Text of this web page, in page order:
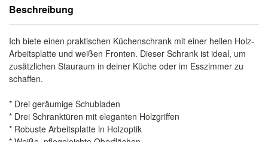
Beschreibung
Ich biete einen praktischen Küchenschrank mit einer hellen Holz-
Arbeitsplatte und weißen Fronten. Dieser Schrank ist ideal, um
zusätzlichen Stauraum in deiner Küche oder im Esszimmer zu
schaffen.
* Drei geräumige Schubladen
* Drei Schranktüren mit eleganten Holzgriffen
* Robuste Arbeitsplatte in Holzoptik